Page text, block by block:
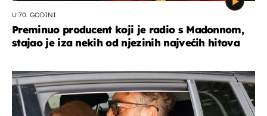
U 70. GODINI
Preminuo producent koji je radio s Madonnom,
stajao je iza nekih od njezinih najvećih hitova